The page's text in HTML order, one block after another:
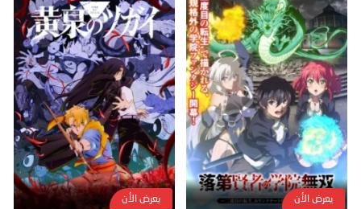
يعرض الأن يعرض الأن